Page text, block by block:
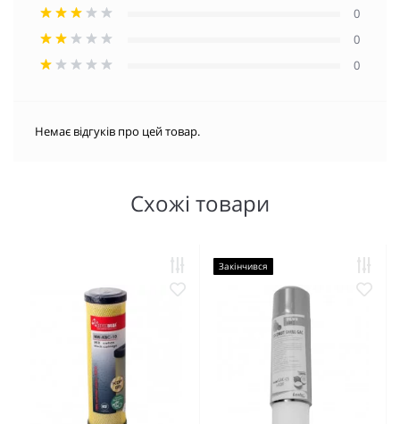
0
0
0
Немає відгуків про цей товар.
Схожі товари
Закінчився